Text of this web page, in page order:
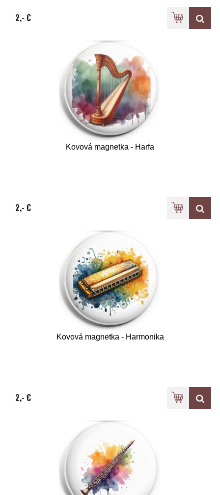
2,- €
Kovová magnetka - Harfa
2,- €
Kovová magnetka - Harmonika
2,- €